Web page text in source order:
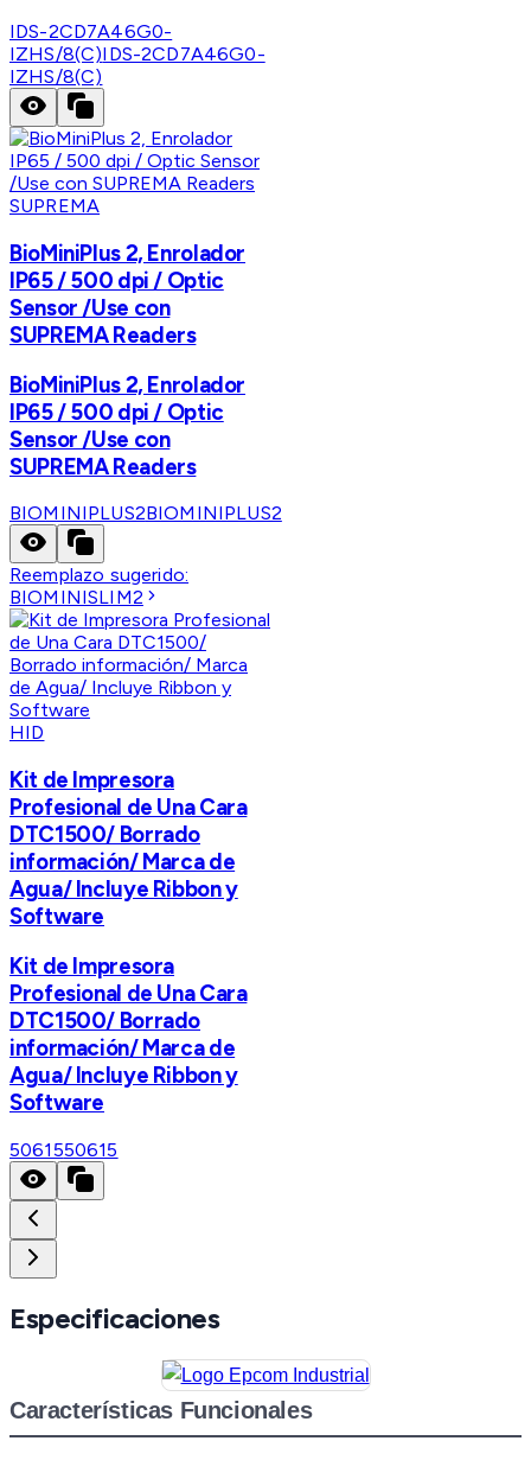
IDS-2CD7A46G0-
IZHS/8(C)IDS-2CD7A46G0-
IZHS/8(C)
SUPREMA
BioMiniPlus 2, Enrolador
IP65 / 500 dpi / Optic
Sensor /Use con
SUPREMA Readers
BioMiniPlus 2, Enrolador
IP65 / 500 dpi / Optic
Sensor /Use con
SUPREMA Readers
BIOMINIPLUS2BIOMINIPLUS2
Reemplazo sugerido:
BIOMINISLIM2
HID
Kit de Impresora
Profesional de Una Cara
DTC1500/ Borrado
información/ Marca de
Agua/ Incluye Ribbon y
Software
Kit de Impresora
Profesional de Una Cara
DTC1500/ Borrado
información/ Marca de
Agua/ Incluye Ribbon y
Software
5061550615
Especificaciones
Características Funcionales